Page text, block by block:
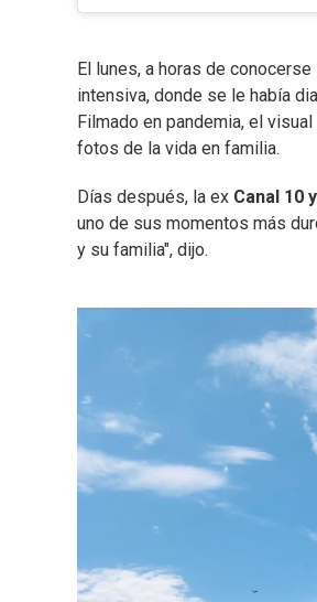
El lunes, a horas de
intensiva, donde se le había
Filmado en pandemia, el
fotos de la vida en familia.
Días después, la ex Canal 10
uno de sus momentos más
y su familia", dijo.